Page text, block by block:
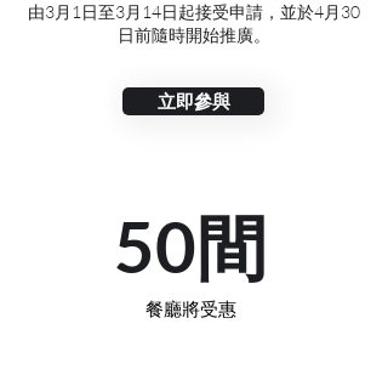
由3月1日至3月14日起接受申請，並於4月30
日前隨時開始推廣。
立即參與
50間
餐廳將受惠